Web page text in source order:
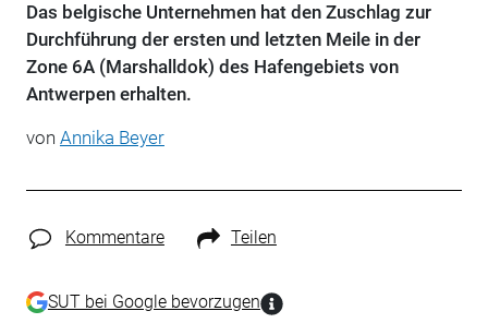
Das belgische Unternehmen hat den Zuschlag zur
Durchführung der ersten und letzten Meile in der
Zone 6A (Marshalldok) des Hafengebiets von
Antwerpen erhalten.
von Annika Beyer
Kommentare Teilen
SUT bei Google bevorzugen